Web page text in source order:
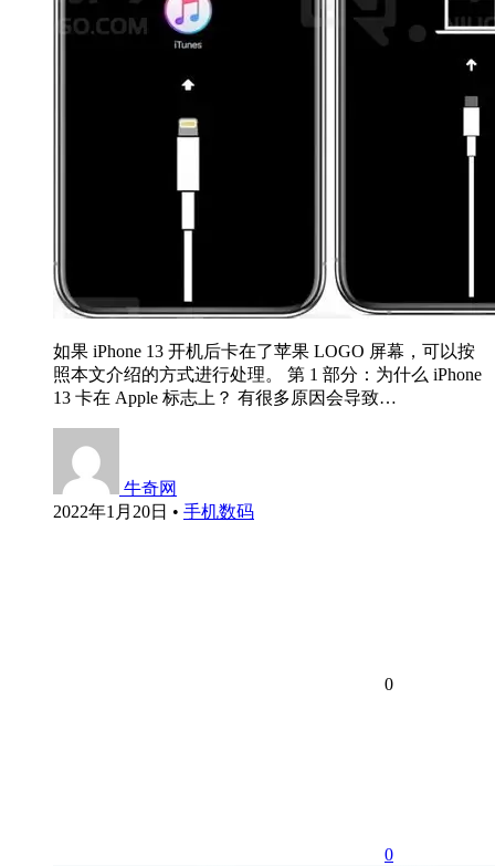
如果 iPhone 13 开机后卡在了苹果 LOGO 屏幕，可以按
照本文介绍的方式进行处理。 第 1 部分：为什么 iPhone
13 卡在 Apple 标志上？ 有很多原因会导致…
牛奇网
2022年1月20日 • 手机数码
0
0